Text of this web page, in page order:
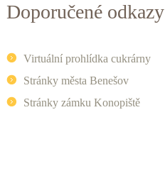
Doporučené odkazy
Virtuální prohlí­dka cukrárny
Stránky města Benešov
Stránky zámku Konopiště